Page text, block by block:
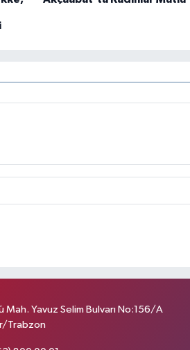
Mah. Yavuz Selim Bulvarı No:156/A
Trabzon